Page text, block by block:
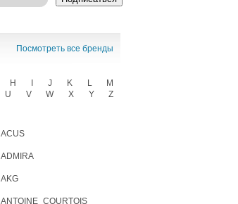
Посмотреть все бренды
ACUS
ADMIRA
AKG
ANTOINE_COURTOIS
H J K L
M
U V W X Y
Z